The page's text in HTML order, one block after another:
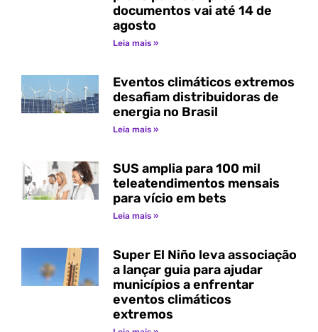
documentos vai até 14 de
agosto
Leia mais »
Eventos climáticos extremos
desafiam distribuidoras de
energia no Brasil
Leia mais »
SUS amplia para 100 mil
teleatendimentos mensais
para vício em bets
Leia mais »
Super El Niño leva associação
a lançar guia para ajudar
municípios a enfrentar
eventos climáticos
extremos